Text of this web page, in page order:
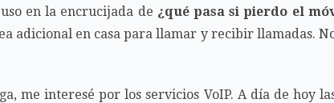
en la encrucijada de ¿qué pasa si pierdo el
adicional en casa para llamar y recibir llamadas.
me interesé por los servicios VoIP. A día de hoy